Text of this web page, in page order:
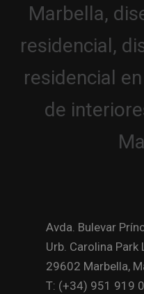
Avda. Bulevar
Urb. Carolina Park
29602 Marbella,
T: (+34) 951 919